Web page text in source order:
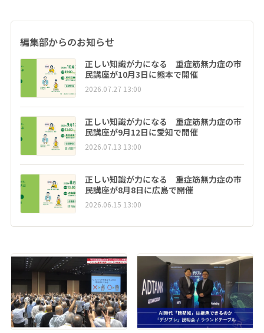
編集部からのお知らせ
正しい知識が力になる 重症筋無力症の市
民講座が10月3日に熊本で開催
2026.07.27 13:00
正しい知識が力になる 重症筋無力症の市
民講座が9月12日に愛知で開催
2026.07.13 13:00
正しい知識が力になる 重症筋無力症の市
民講座が8月8日に広島で開催
2026.06.15 13:00